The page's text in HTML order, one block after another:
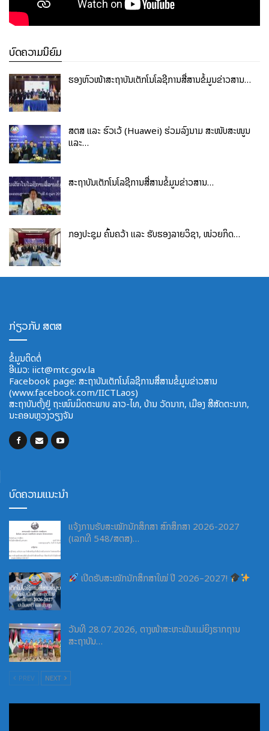
ລອງ, ພົບປະກັບຄູ່ຮ່ວມມື ຫຼື ລູກຄ້າໄດ້ເປັນຢ່າງດີ.
ບົດຄວາມນິຍົມ
ຮອງຫົວໜ້າສະຖາບັນເຕັກໂນໂລຊີການສື່ສານຂໍ້ມູນຂ່າວສານ…
ສຕສ ແລະ ຮົວເວ້ (Huawei) ຮ່ວມລົງນາມ ສະໜັບສະໜູນ
ແລະ…
ສະຖາບັນເຕັກໂນໂລຊີການສື່ສານຂໍ້ມູນຂ່າວສານ…
ກອງປະຊຸມ ຄົ້ນຄວ້າ ແລະ ຮັບຮອງລາຍວິຊາ, ໜ່ວຍກິດ…
ກ່ຽວກັບ ສຕສ
ຂໍ້ມູນຕິດຕໍ່
ອີ​ເມວ: iict@mtc.gov.la
Facebook page: ສະຖາບັນເຕັກໂນໂລຊີການສື່ສານຂໍ້ມູນຂ່າວສານ
(www.facebook.com/IICTLaos)
ສະ​ຖາ​ບັນ​ຕັ້ງຢູ່ ຖະໜົນມິດຕະພາບ​ ລາວ​-ໄທ, ບ້ານ ວັດ​ນາກ, ​ເມືອງ ສີ​ສັດຕະ​ນາກ,
ນະຄອນຫຼວງວຽງຈັນ
ບົດຄວາມແນະນຳ
ແຈ້ງການຮັບສະໝັກນັກສຶກສາ ສົກສຶກສາ 2026-2027
(ເລກທີ 548/ສຕສ)…
ເປີດຮັບສະໝັກນັກສຶກສາໃໝ່ ປີ 2026–2027!
ວັນທີ 28.07.2026, ຕາງໜ້າສະຫະພັນແມ່ຍິງຮາກຖານ
ສະຖາບັນ…
PREV NEXT